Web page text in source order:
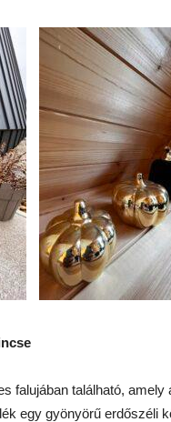
falujában található,
egy gyönyörű erdőszéli